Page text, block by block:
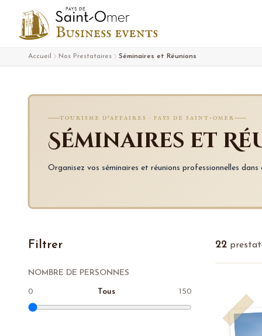
Aller au contenu
Accueil Nos Prestataires Séminaires et Réunions
TOURISME D'AFFAIRES · PAYS DE SAINT-OMER
Séminaires et
Organisez vos séminaires et réunions professionnelles
Filtrer
NOMBRE DE PERSONNES
0 Tous 150
22